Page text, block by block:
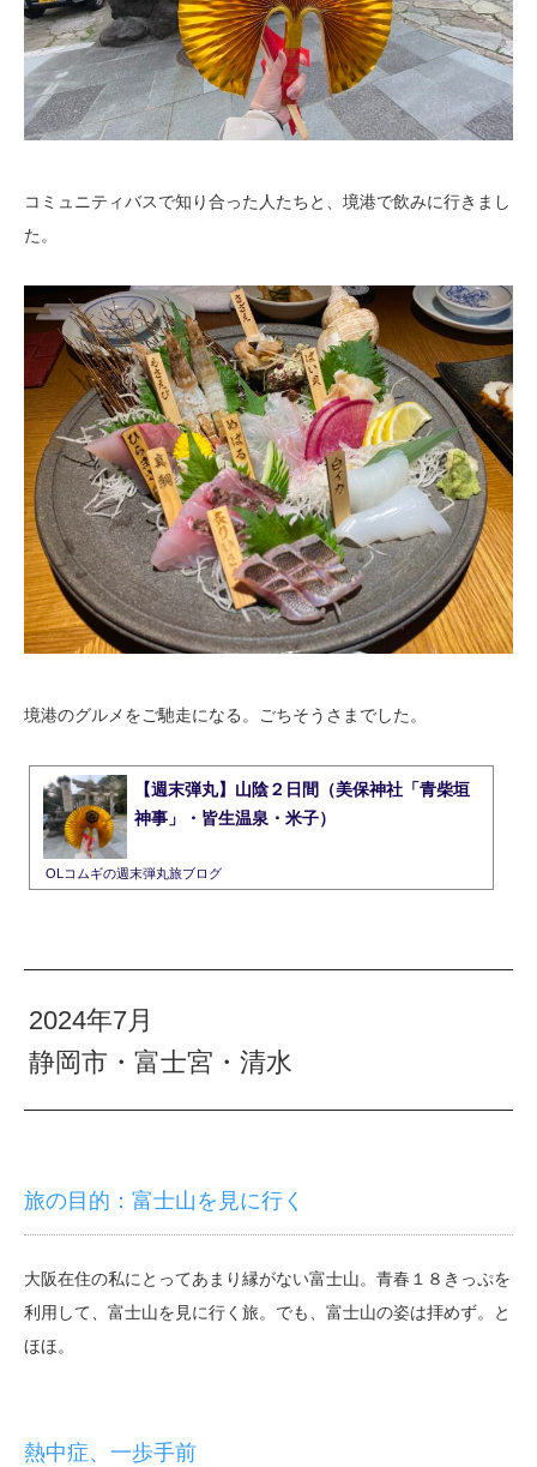
コミュニティバスで知り合った人たちと、境港で飲みに行きまし
た。
境港のグルメをご馳走になる。ごちそうさまでした。
【週末弾丸】山陰２日間（美保神社「青柴垣
神事」・皆生温泉・米子）
OLコムギの週末弾丸旅ブログ
2024年7月
静岡市・富士宮・清水
旅の目的：富士山を見に行く
大阪在住の私にとってあまり縁がない富士山。青春１８きっぷを
利用して、富士山を見に行く旅。でも、富士山の姿は拝めず。と
ほほ。
熱中症、一歩手前